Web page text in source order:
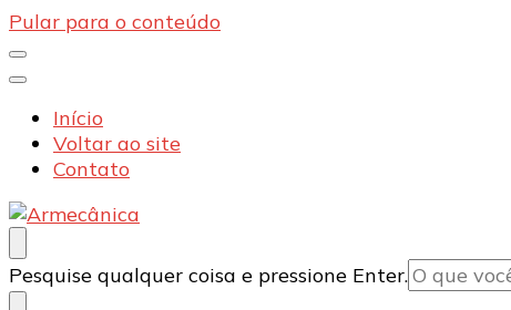
Pular para o conteúdo
Início
Voltar ao site
Contato
Armecânica
Blog
Procurando
algo?
Pesquise qualquer coisa e pressione Enter.